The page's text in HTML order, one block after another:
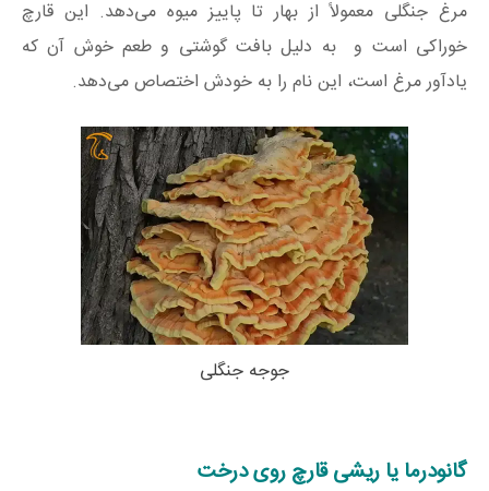
مرغ جنگلی معمولاً از بهار تا پاییز میوه می‌دهد. این قارچ
خوراکی است و به دلیل بافت گوشتی و طعم خوش آن که
یادآور مرغ است، این نام را به خودش اختصاص می‌دهد.
جوجه جنگلی
گانودرما یا ریشی قارچ روی درخت